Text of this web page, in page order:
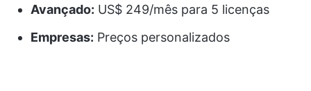
Avançado: US$ 249/mês para 5 licenças
Empresas: Preços personalizados